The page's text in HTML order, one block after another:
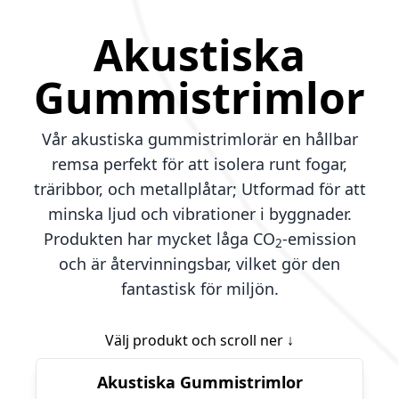
Akustiska
Gummistrimlor
Vår akustiska gummistrimlorär en hållbar
remsa perfekt för att isolera runt fogar,
träribbor, och metallplåtar; Utformad för att
minska ljud och vibrationer i byggnader.
Produkten har mycket låga CO2-emission
och är återvinningsbar, vilket gör den
fantastisk för miljön.
Välj produkt och scroll ner ↓
Akustiska Gummistrimlor